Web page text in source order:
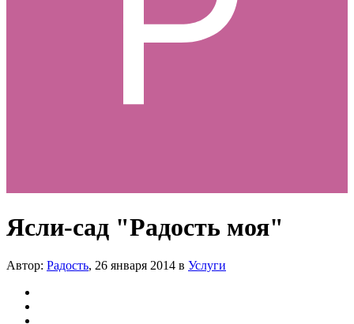
Ясли-сад "Радость моя"
Автор: Радость, 26 января 2014 в Услуги